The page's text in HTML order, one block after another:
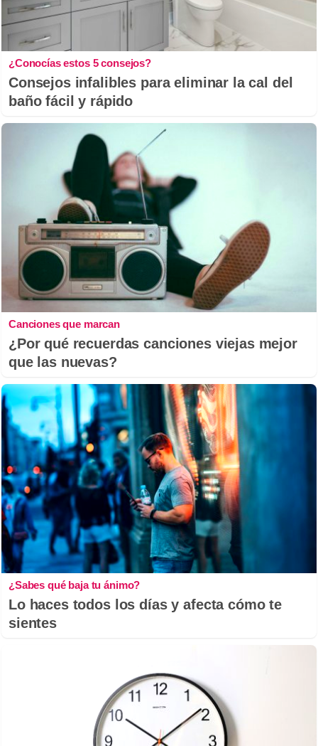
¿Conocías estos 5 consejos?
Consejos infalibles para eliminar la cal del
baño fácil y rápido
Canciones que marcan
¿Por qué recuerdas canciones viejas mejor
que las nuevas?
¿Sabes qué baja tu ánimo?
Lo haces todos los días y afecta cómo te
sientes